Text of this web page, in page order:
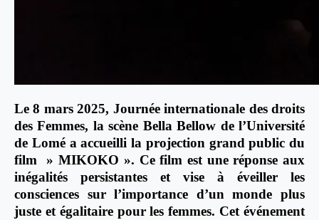
Le 8 mars 2025, Journée internationale des droits
des Femmes, la scène Bella Bellow de l’Université
de Lomé a accueilli la projection grand public du
film » MIKOKO ». Ce film est une réponse aux
inégalités persistantes et vise à éveiller les
consciences sur l’importance d’un monde plus
juste et égalitaire pour les femmes. Cet événement